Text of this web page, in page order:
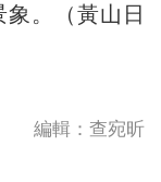
。（黃山日
編輯：查宛昕